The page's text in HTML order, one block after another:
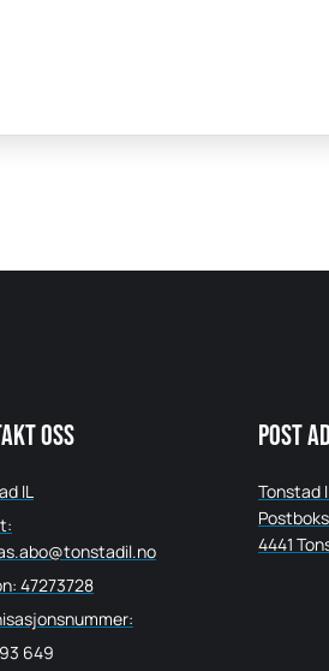
oss
IL
47273728
649
Post
Tonstad
4441